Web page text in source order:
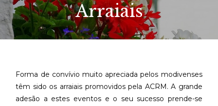
Arraiais
Forma de convívio muito apreciada pelos modivenses
têm sido os arraiais promovidos pela ACRM. A grande
adesão a estes eventos e o seu sucesso prende-se